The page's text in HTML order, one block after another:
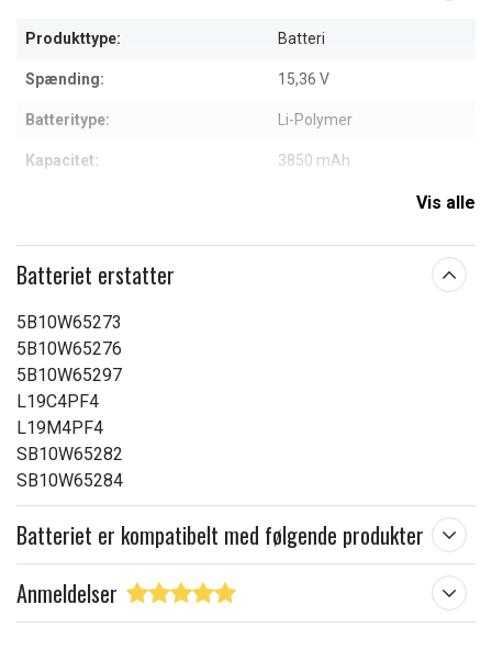
Produkttype: Batteri
Spænding: 15,36 V
Batteritype: Li-Polymer
Kapacitet: 3850 mAh
Vis alle
Batteriet erstatter
5B10W65273
5B10W65276
5B10W65297
L19C4PF4
L19M4PF4
SB10W65282
SB10W65284
Batteriet er kompatibelt med følgende produkter
Anmeldelser